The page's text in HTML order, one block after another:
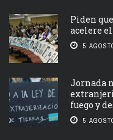
Piden
acelere
5
Jornada
fuego y
5